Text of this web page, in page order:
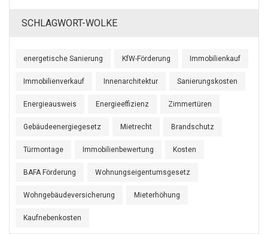
SCHLAGWORT-WOLKE
energetische Sanierung KfW-Förderung Immobilienkauf
Immobilienverkauf Innenarchitektur Sanierungskosten
Energieausweis Energieeffizienz Zimmertüren
Gebäudeenergiegesetz Mietrecht Brandschutz
Türmontage Immobilienbewertung Kosten
BAFA Förderung Wohnungseigentumsgesetz
Wohngebäudeversicherung Mieterhöhung
Kaufnebenkosten